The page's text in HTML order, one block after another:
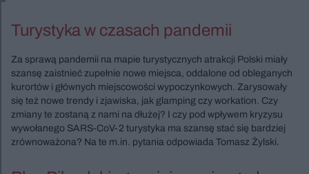
Turystyka w czasach pandemii
Za sprawą pandemii na mapie turystycznych atrakcji Polski miały
szansę zaistnieć zupełnie nowe miejsca, oddalone od obleganych
kurortów i głównych miejscowości wypoczynkowych. Zarysowały
się też nowe trendy i zjawiska, jak glamping czy workation. Czy
zmiany te zostaną z nami na dłużej? I czy pod wpływem kryzysu
wywołanego SARS-CoV-2 turystyka ma szansę stać się bardziej
zrównoważona? Na te m.in. pytania odpowiada Tomasz Żylski.